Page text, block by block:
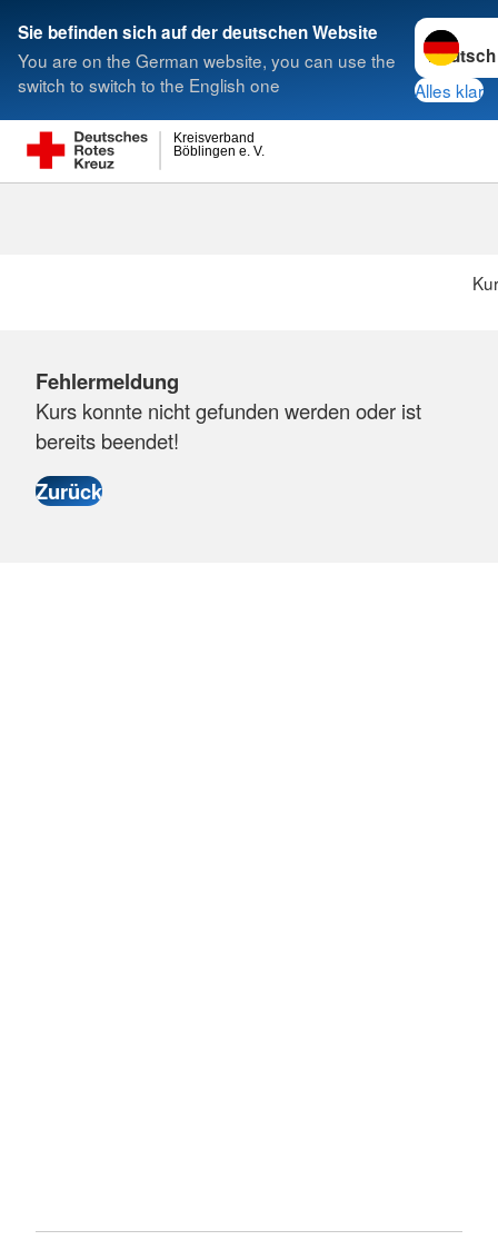
Sie befinden sich auf der deutschen Website
You are on the German website, you can use the
switch to switch to the English one
Sprache
Alles klar
Böblingen e. V.
Kreisverband
Suche
Fehlermeldung
Kurs konnte nicht gefunden werden oder ist
bereits beendet!